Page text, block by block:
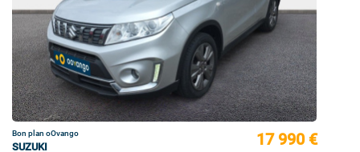
Bon plan oOvango
SUZUKI
17 990 €